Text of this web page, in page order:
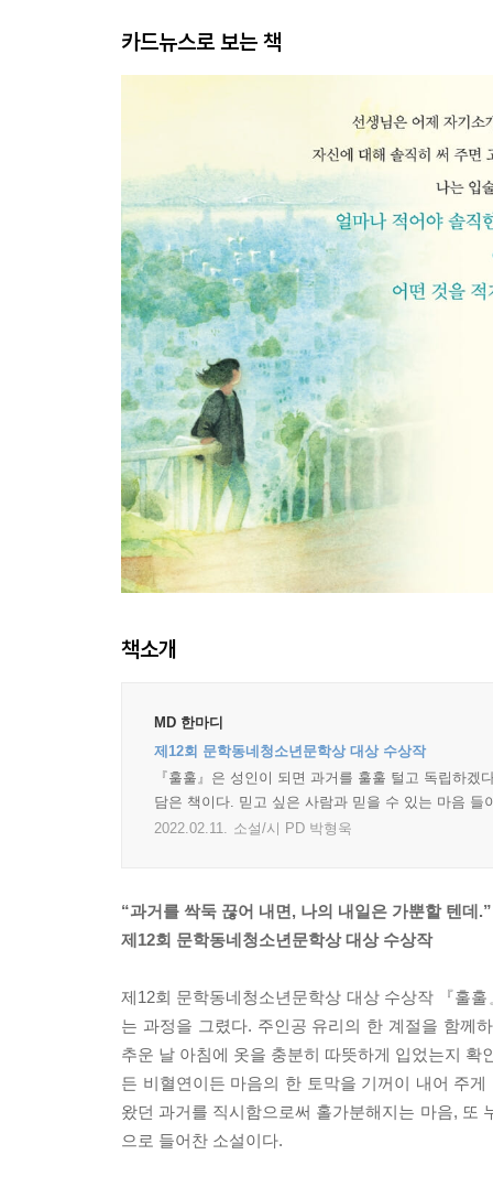
카드뉴스로 보는 책
책소개
MD 한마디
제12회 문학동네청소년문학상 대상 수상작
『훌훌』은 성인이 되면 과거를 훌훌 털고 독립하
담은 책이다. 믿고 싶은 사람과 믿을 수 있는 마음
2022.02.11. 소설/시 PD 박형욱
“과거를 싹둑 끊어 내면, 나의 내일은 가뿐할 텐데.”
제12회 문학동네청소년문학상 대상 수상작
제12회 문학동네청소년문학상 대상 수상작 『훌
는 과정을 그렸다. 주인공 유리의 한 계절을 함께
추운 날 아침에 옷을 충분히 따뜻하게 입었는지
든 비혈연이든 마음의 한 토막을 기꺼이 내어 주
왔던 과거를 직시함으로써 홀가분해지는 마음, 또
으로 들어찬 소설이다.